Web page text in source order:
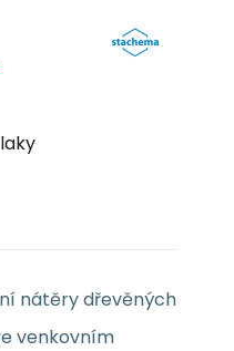
nátěry dřevěných
venkovním